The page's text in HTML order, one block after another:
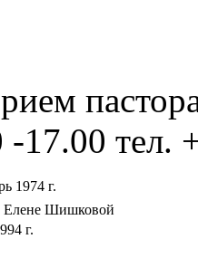
-17.00 тел.
1974 г.
Елене Шишковой
г.